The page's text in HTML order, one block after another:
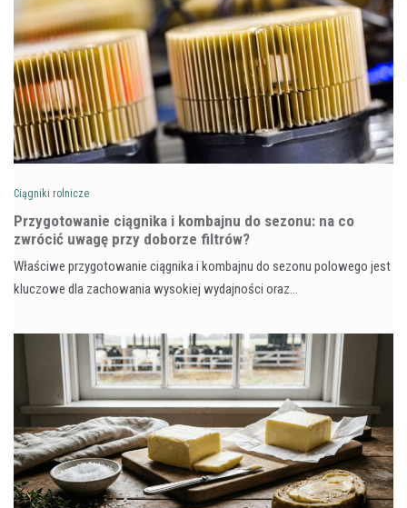
Ciągniki rolnicze
Przygotowanie ciągnika i kombajnu do sezonu: na co
zwrócić uwagę przy doborze filtrów?
Właściwe przygotowanie ciągnika i kombajnu do sezonu polowego jest
kluczowe dla zachowania wysokiej wydajności oraz…